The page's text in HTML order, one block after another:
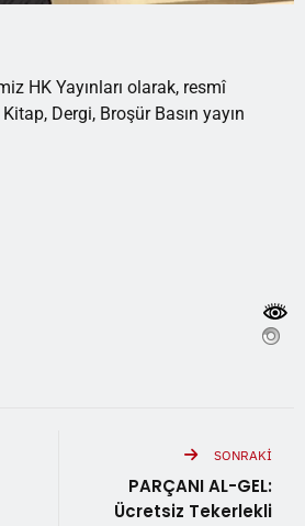
HK Yayınları olarak, resmî
Dergi, Broşür Basın yayın
SONRAKI
PARÇANI AL-GEL:
Ücretsiz Tekerlekli